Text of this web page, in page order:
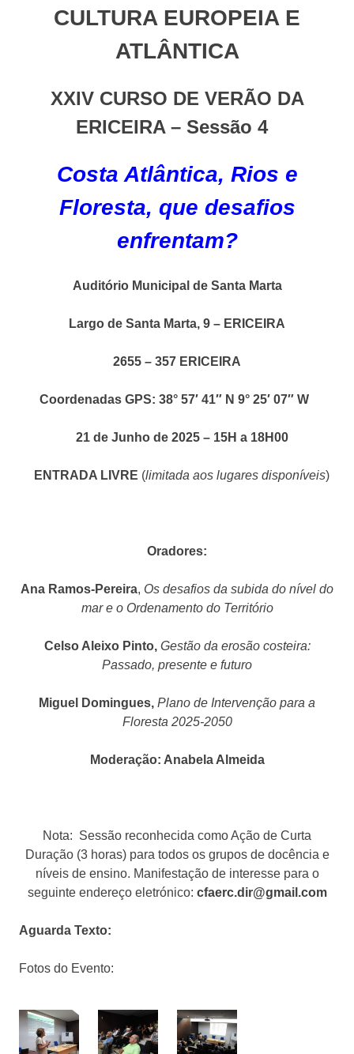
CULTURA EUROPEIA E
ATLÂNTICA
XXIV CURSO DE VERÃO DA
ERICEIRA – Sessão 4
Costa Atlântica, Rios e
Floresta, que desafios
enfrentam?
Auditório Municipal de Santa Marta
Largo de Santa Marta, 9 – ERICEIRA
2655 – 357 ERICEIRA
Coordenadas GPS: 38° 57′ 41″ N 9° 25′ 07″ W
21 de Junho de 2025 – 15H a 18H00
ENTRADA LIVRE (limitada aos lugares disponíveis)
Oradores:
Ana Ramos-Pereira, Os desafios da subida do nível do
mar e o Ordenamento do Território
Celso Aleixo Pinto, Gestão da erosão costeira:
Passado, presente e futuro
Miguel Domingues, Plano de Intervenção para a
Floresta 2025-2050
Moderação: Anabela Almeida
Nota: Sessão reconhecida como Ação de Curta
Duração (3 horas) para todos os grupos de docência e
níveis de ensino. Manifestação de interesse para o
seguinte endereço eletrónico: cfaerc.dir@gmail.com
Aguarda Texto:
Fotos do Evento: